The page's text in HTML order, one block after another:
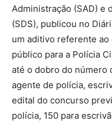
Administração (SAD) e
(SDS), publicou no
um aditivo referente
público para a Polícia
até o dobro do número
agente de polícia,
edital do concurso
polícia, 150 para